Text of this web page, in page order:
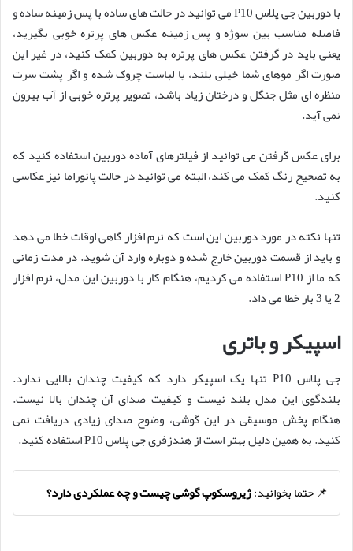
با دوربین جی پلاس P10 می توانید در حالت های ساده با پس زمینه ساده و
فاصله مناسب بین سوژه و پس زمینه عکس های پرتره خوبی بگیرید،
یعنی باید در گرفتن عکس های پرتره به دوربین کمک کنید، در غیر این
صورت اگر موهای شما خیلی بلند، یا لباست چروک شده و اگر پشت سرت
منظره ای مثل جنگل و درختان زیاد باشد، تصویر پرتره خوبی از آب بیرون
نمی آید.
برای عکس گرفتن می توانید از فیلترهای آماده دوربین استفاده کنید که
به تصحیح رنگ کمک می کند، البته می توانید در حالت پانوراما نیز عکاسی
کنید.
تنها نکته در مورد دوربین این است که نرم افزار گاهی اوقات خطا می دهد
و باید از قسمت دوربین خارج شده و دوباره وارد آن شوید. در مدت زمانی
که ما از P10 استفاده می کردیم، هنگام کار با دوربین این مدل، نرم افزار
2 یا 3 بار خطا می داد.
اسپیکر و باتری
جی پلاس P10 تنها یک اسپیکر دارد که کیفیت چندان بالایی ندارد.
بلندگوی این مدل بلند نیست و کیفیت صدای آن چندان بالا نیست.
هنگام پخش موسیقی در این گوشی، وضوح صدای زیادی دریافت نمی
کنید. به همین دلیل بهتر است از هندزفری جی پلاس P10 استفاده کنید.
📌 حتما بخوانید:ژیروسکوپ گوشی چیست و چه عملکردی دارد؟